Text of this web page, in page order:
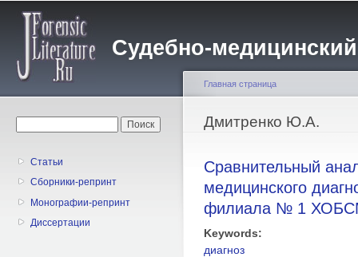
Судебно-
Статьи
Сборники-репринт
Монографии-репринт
Диссертации
Вы здесь
Главная страница
Дмитренко Ю.А.
Сравнительный
медицинского
филиала № 1
Keywords:
диагноз